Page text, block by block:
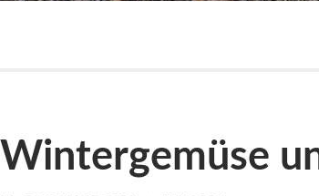
Wintergemüse